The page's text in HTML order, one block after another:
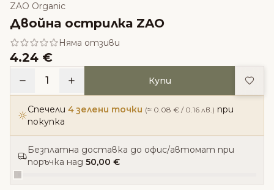
ZAO Organic
Двойна острилка ZAO
Няма отзиви
4.24 €
1 Купи
Спечели 4 зелени точки (≈ 0.08 € / 0.16 лв.) при
покупка
Безплатна доставка до офис/автомат при
поръчка над 50,00 €